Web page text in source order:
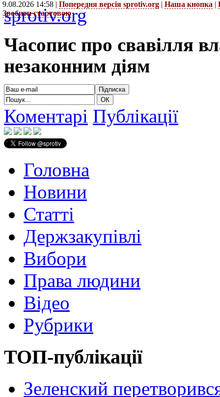
9.08.2026 14:58 | Попередня версія sprotiv.org | Наша кнопка |
Зробити стартовою
sprotiv.org
Часопис про свавілля
незаконним діям
Коментарі Публікації
Головна
Новини
Статті
Держзакупівлі
Вибори
Права людини
Відео
Рубрики
ТОП-публікації
Зеленский